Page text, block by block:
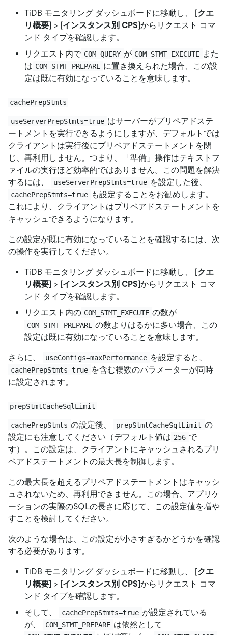
TiDB モニタリング ダッシュボードに移動し、 [クエ
リ概要] > [インスタンス別 CPS]からリクエスト コマ
ンド タイプを確認します。
リクエスト内で COM_QUERY が COM_STMT_EXECUTE また
は COM_STMT_PREPARE に置き換えられた場合、この設
定は既に有効になっていることを意味します。
cachePrepStmts
useServerPrepStmts=true はサーバーがプリペアドステ
ートメントを実行できるようにしますが、デフォルトでは
クライアントは実行後にプリペアドステートメントを閉
じ、再利用しません。つまり、「準備」操作はテキストフ
ァイルの実行ほど効率的ではありません。この問題を解決
するには、
useServerPrepStmts=true を設定した後、
cachePrepStmts=true も設定することをお勧めします。
これにより、クライアントはプリペアドステートメントを
キャッシュできるようになります。
この設定が既に有効になっていることを確認するには、次
の操作を実行してください。
TiDB モニタリング ダッシュボードに移動し、 [クエ
リ概要] > [インスタンス別 CPS]からリクエスト コマ
ンド タイプを確認します。
リクエスト内の COM_STMT_EXECUTE の数が
COM_STMT_PREPARE の数よりはるかに多い場合、この
設定は既に有効になっていることを意味します。
さらに、 useConfigs=maxPerformance を設定すると、
cachePrepStmts=true を含む複数のパラメーターが同時
に設定されます。
prepStmtCacheSqlLimit
cachePrepStmts の設定後、 prepStmtCacheSqlLimit の
設定にも注意してください（デフォルト値は 256 で
す）。この設定は、クライアントにキャッシュされるプリ
ペアドステートメントの最大長を制御します。
この最大長を超えるプリペアドステートメントはキャッシ
ュされないため、再利用できません。この場合、アプリケ
ーションの実際のSQLの長さに応じて、この設定値を増や
すことを検討してください。
次のような場合は、この設定が小さすぎるかどうかを確認
する必要があります。
TiDB モニタリング ダッシュボードに移動し、 [クエ
リ概要] > [インスタンス別 CPS]からリクエスト コマ
ンド タイプを確認します。
そして、
cachePrepStmts=true が設定されている
が、
COM_STMT_PREPARE は依然として